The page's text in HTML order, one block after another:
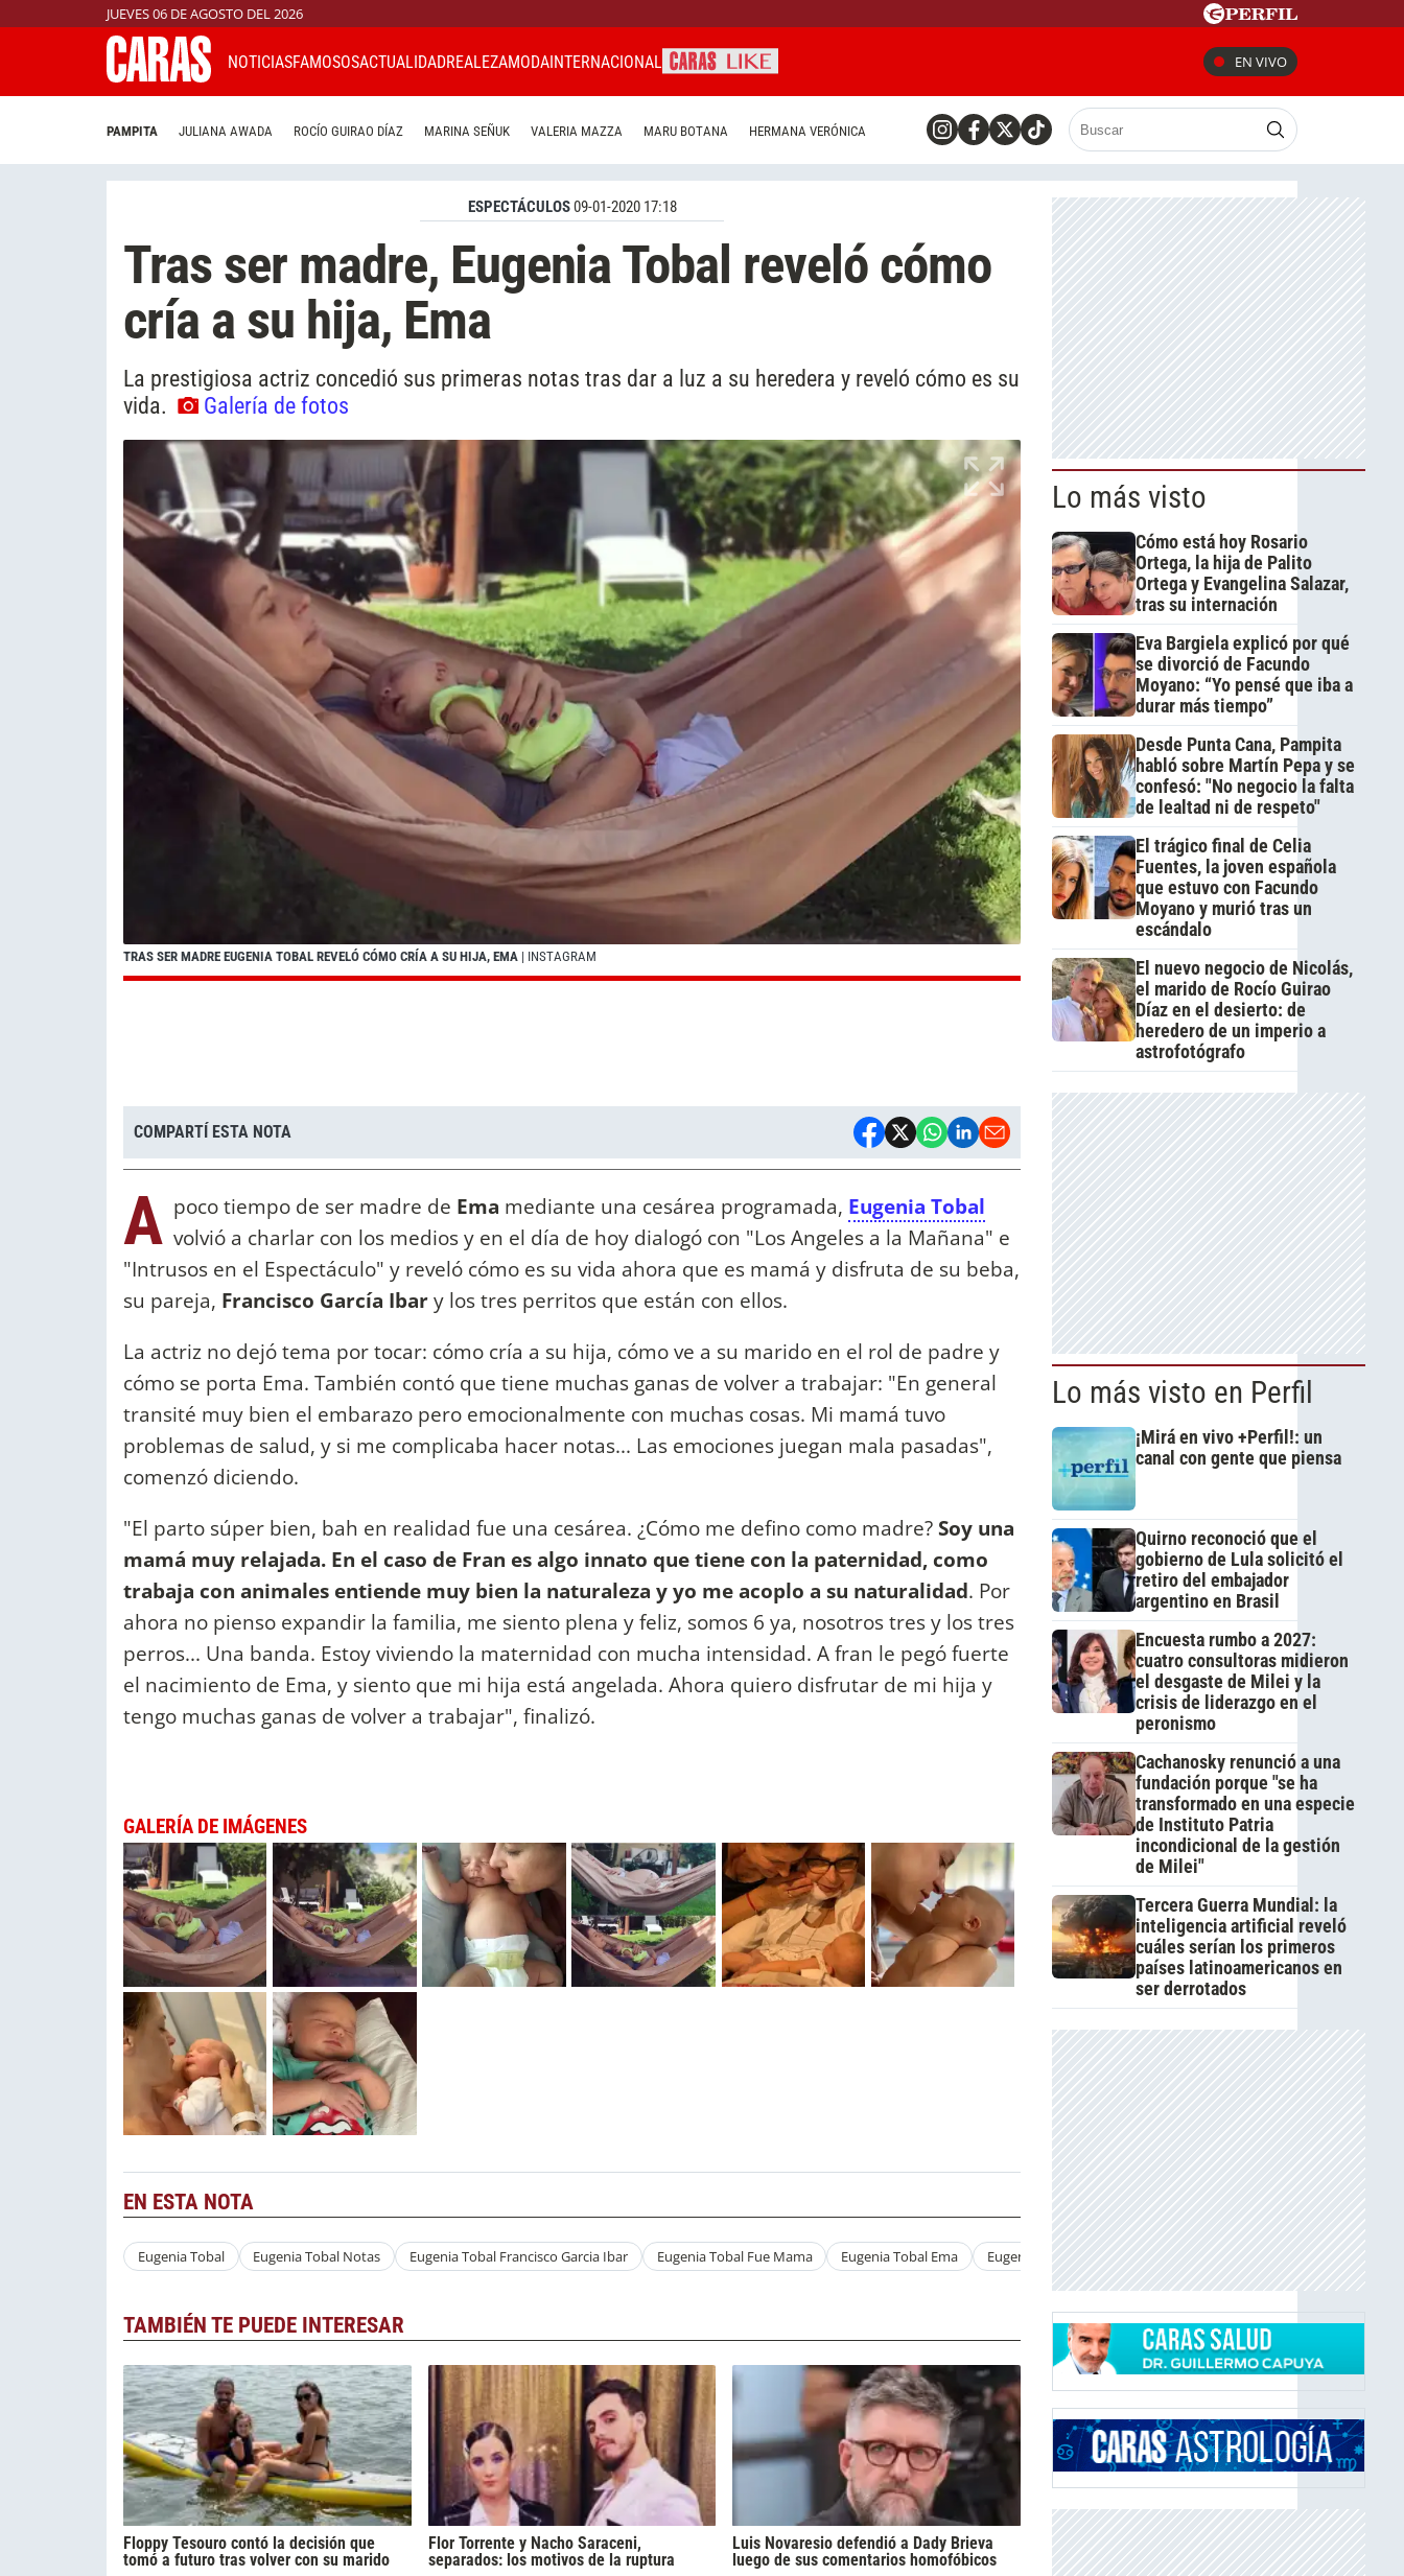
JUEVES 06 DE AGOSTO DEL 2026
NOTICIASFAMOSOSACTUALIDADREALEZAMODAINTERNACIONAL EN VIVO
PAMPITA JULIANA AWADA ROCÍO GUIRAO DÍAZ MARINA SEÑUK VALERIA MAZZA MARU BOTANA HERMANA VERÓNICA
ESPECTÁCULOS09-01-2020 17:18
Tras ser madre, Eugenia Tobal reveló cómo
cría a su hija, Ema
La prestigiosa actriz concedió sus primeras notas tras dar a luz a su heredera y reveló cómo es su
vida.
Galería de fotos
TRAS SER MADRE EUGENIA TOBAL REVELÓ CÓMO CRÍA A SU HIJA, EMA | INSTAGRAM
COMPARTÍ ESTA NOTA
A poco tiempo de ser madre de Ema mediante una cesárea programada, Eugenia Tobal
volvió a charlar con los medios y en el día de hoy dialogó con "Los Angeles a la Mañana" e
"Intrusos en el Espectáculo" y reveló cómo es su vida ahora que es mamá y disfruta de su beba,
su pareja, Francisco García Ibary los tres perritos que están con ellos.
La actriz no dejó tema por tocar: cómo cría a su hija, cómo ve a su marido en el rol de padre y
cómo se porta Ema. También contó que tiene muchas ganas de volver a trabajar: "En general
transité muy bien el embarazo pero emocionalmente con muchas cosas. Mi mamá tuvo
problemas de salud, y si me complicaba hacer notas... Las emociones juegan mala pasadas",
comenzó diciendo.
"El parto súper bien, bah en realidad fue una cesárea. ¿Cómo me defino como madre?Soy una
mamá muy relajada. En el caso de Fran es algo innato que tiene con la paternidad, como
trabaja con animales entiende muy bien la naturaleza y yo me acoplo a su naturalidad. Por
ahora no pienso expandir la familia, me siento plena y feliz, somos 6 ya, nosotros tres y los tres
perros... Una banda. Estoy viviendo la maternidad con mucha intensidad. A fran le pegó fuerte
el nacimiento de Ema, y siento que mi hija está angelada. Ahora quiero disfrutar de mi hija y
tengo muchas ganas de volver a trabajar", finalizó.
GALERÍA DE IMÁGENES
EN ESTA NOTA
Eugenia Tobal Eugenia Tobal Notas Eugenia Tobal Francisco Garcia Ibar Eugenia Tobal Fue Mama Eugenia Tobal Ema Eugenia Tobal Embarazada
TAMBIÉN TE PUEDE INTERESAR
Floppy Tesouro contó la decisión que
tomó a futuro tras volver con su marido
Flor Torrente y Nacho Saraceni,
separados: los motivos de la ruptura
Luis Novaresio defendió a Dady Brieva
luego de sus comentarios homofóbicos
Lo más visto
Cómo está hoy Rosario
Ortega, la hija de Palito
Ortega y Evangelina Salazar,
tras su internación
Eva Bargiela explicó por qué
se divorció de Facundo
Moyano: “Yo pensé que iba a
durar más tiempo”
Desde Punta Cana, Pampita
habló sobre Martín Pepa y se
confesó: "No negocio la falta
de lealtad ni de respeto"
El trágico final de Celia
Fuentes, la joven española
que estuvo con Facundo
Moyano y murió tras un
escándalo
El nuevo negocio de Nicolás,
el marido de Rocío Guirao
Díaz en el desierto: de
heredero de un imperio a
astrofotógrafo
Lo más visto en Perfil
¡Mirá en vivo +Perfil!: un
canal con gente que piensa
Quirno reconoció que el
gobierno de Lula solicitó el
retiro del embajador
argentino en Brasil
Encuesta rumbo a 2027:
cuatro consultoras midieron
el desgaste de Milei y la
crisis de liderazgo en el
peronismo
Cachanosky renunció a una
fundación porque "se ha
transformado en una especie
de Instituto Patria
incondicional de la gestión
de Milei"
Tercera Guerra Mundial: la
inteligencia artificial reveló
cuáles serían los primeros
países latinoamericanos en
ser derrotados